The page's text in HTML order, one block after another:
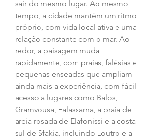
sair do mesmo lugar. Ao mesmo
tempo, a cidade mantém um ritmo
próprio, com vida local ativa e uma
relação constante com o mar. Ao
redor, a paisagem muda
rapidamente, com praias, falésias e
pequenas enseadas que ampliam
ainda mais a experiência, com fácil
acesso a lugares como Balos,
Gramvousa, Falassarna, a praia de
areia rosada de Elafonissi e a costa
sul de Sfakia, incluindo Loutro e a